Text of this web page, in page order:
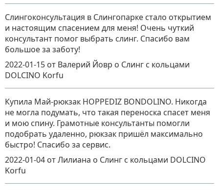
Слингоконсультация в Слингопарке стало открытием
и настоящим спасением для меня! Очень чуткий
консультант помог выбрать слинг. Спасибо вам
большое за заботу!
2022-01-15 от Валерий Йовр о Слинг с кольцами
DOLCINO Korfu
Купила Май-рюкзак HOPPEDIZ BONDOLINO. Никогда
не могла подумать, что такая переноска спасет меня
и мою спину. Грамотные консультанты помогли
подобрать удаленно, рюкзак пришёл максимально
быстро! Спасибо за сервис.
2022-01-04 от Лилиана о Слинг с кольцами DOLCINO
Korfu